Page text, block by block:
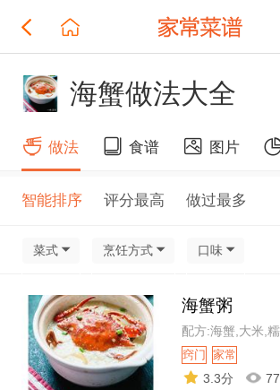
海蟹做法大全
做法 食谱 图片
智能排序 评分最高 做过最多
菜式 烹饪方式 口味
海蟹粥
配方:海蟹,大米,
窍门 家常
3.3分